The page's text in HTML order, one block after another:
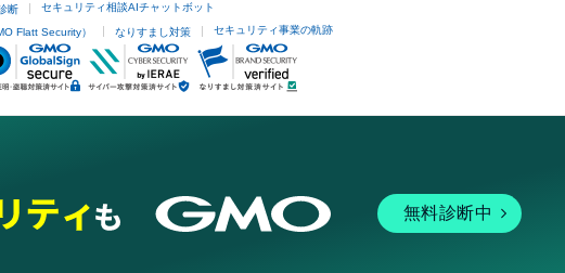
断 セキュリティ相談AIチャットボット
Flatt Security） なりすまし対策 セキュリティ事業の軌跡
無料診断中